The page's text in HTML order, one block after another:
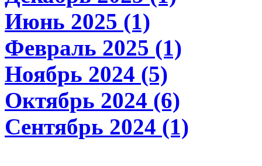
Июнь 2025 (1)
Февраль 2025 (1)
Ноябрь 2024 (5)
Октябрь 2024 (6)
Сентябрь 2024 (1)